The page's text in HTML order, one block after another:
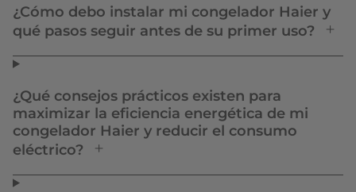
¿Cómo debo instalar mi congelador Haier y
qué pasos seguir antes de su primer uso?
¿Qué consejos prácticos existen para
maximizar la eficiencia energética de mi
congelador Haier y reducir el consumo
eléctrico?